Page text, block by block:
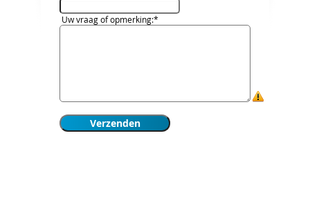
Uw vraag of opmerking:*